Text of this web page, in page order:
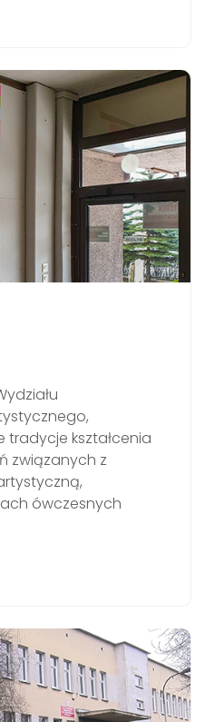
tradycje kształcenia
związanych z
ówczesnych